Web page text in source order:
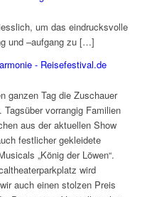
um das eindrucksvolle
und –aufgang zu […]
- Reisefestival.de
ganzen Tag die Zuschauer
vorrangig Familien
aus der aktuellen Show
festlicher gekleidete
„König der Löwen“.
wird
auch einen stolzen Preis